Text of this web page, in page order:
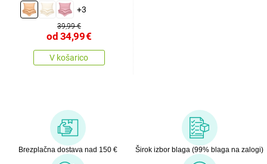
+3
39,99 €
od 34,99€
V košarico
Brezplačna dostava nad 150 € Širok izbor blaga (99% blaga na zalogi)